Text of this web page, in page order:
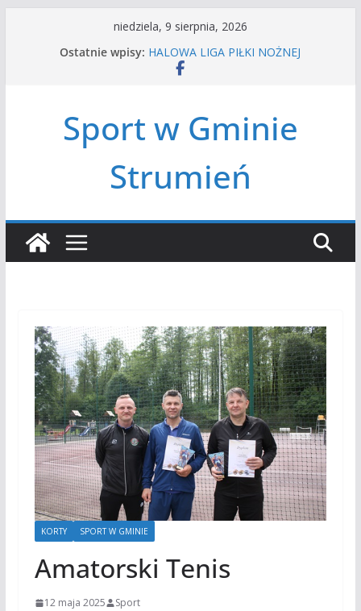
niedziela, 9 sierpnia, 2026
Ostatnie wpisy: HALOWA LIGA PIŁKI NOŻNEJ
LATO W MIEŚCIE’2026
Czwórbój lekkoatletyczny
Sport w Gminie
Strumień
KORTY SPORT W GMINIE
Amatorski Tenis
12 maja 2025 Sport